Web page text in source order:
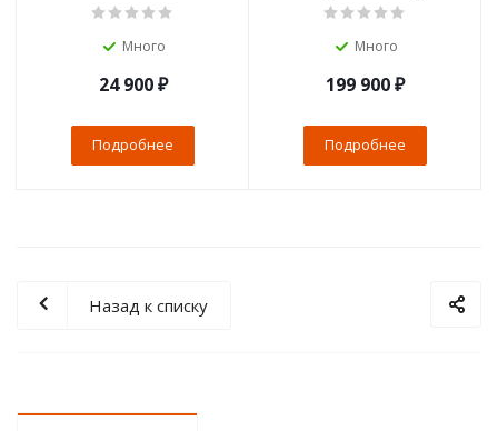
Много
24 900₽
Подробнее
Много
199 900₽
Подробнее
Назад к списку